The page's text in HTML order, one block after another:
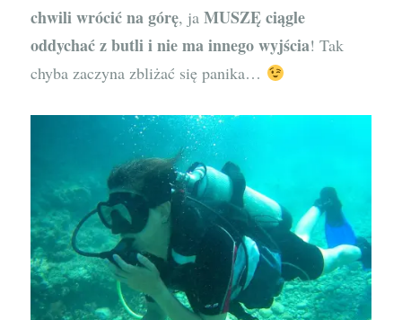
chwili wrócić na górę, jaMUSZĘ ciągle
oddychać z butli i nie ma innego wyjścia! Tak
chyba zaczyna zbliżać się panika…